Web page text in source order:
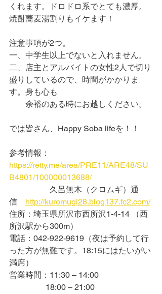
くれます。ドロドロ系でとても濃厚。
焼酎蕎麦湯割りもイケます！
注意事項が2つ。
一、中学生以上でないと入れません。
二、店主とアルバイトの女性2人で切り
盛りしているので、時間がかかりま
す。身も心も
余裕のある時にお越しください。
では皆さん、Happy Soba lifeを！！
参考情報：
https://retty.me/area/PRE11/ARE48/SU
B4801/100000013688/
久呂無木（クロムギ）通
信 http://kuromugi28.blog137.fc2.com/
住所：埼玉県所沢市西所沢1-4-14 （西
所沢駅から300m）
電話：042-922-9619（夜は予約して行
った方が無難です。18:15にはたいがい
満席）
営業時間：11:30 – 14:00
                  18:00 – 21:00